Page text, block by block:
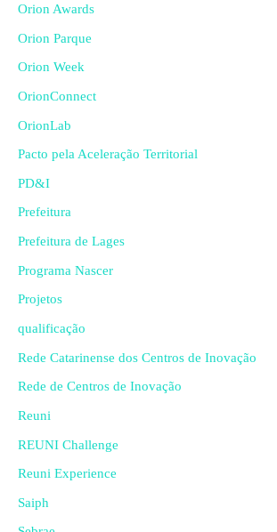
Orion Awards
Orion Parque
Orion Week
OrionConnect
OrionLab
Pacto pela Aceleração Territorial
PD&I
Prefeitura
Prefeitura de Lages
Programa Nascer
Projetos
qualificação
Rede Catarinense dos Centros de Inovação
Rede de Centros de Inovação
Reuni
REUNI Challenge
Reuni Experience
Saiph